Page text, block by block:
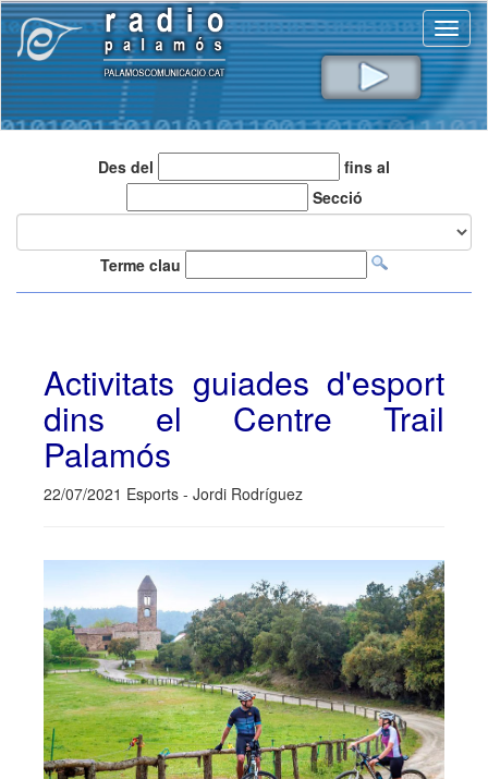
Des del
fins al
Secció
Terme clau
Activitats guiades d'esport
dins el Centre Trail
Palamós
22/07/2021 Esports - Jordi Rodríguez